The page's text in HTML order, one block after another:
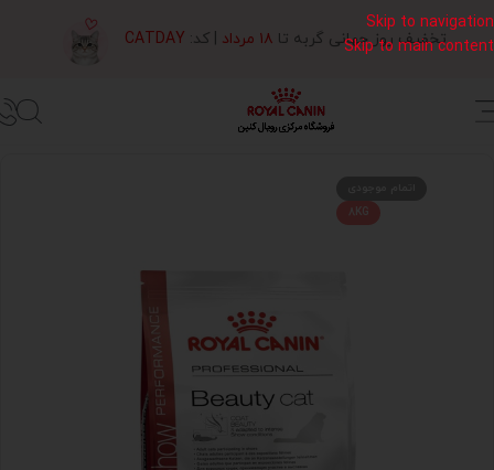
Skip to navigation
Skip to main content
تخفیف روز جهانی گربه تا ۱۸ مرداد | کد: CATDAY
غذای خشک گربه رویال کنین
8KG